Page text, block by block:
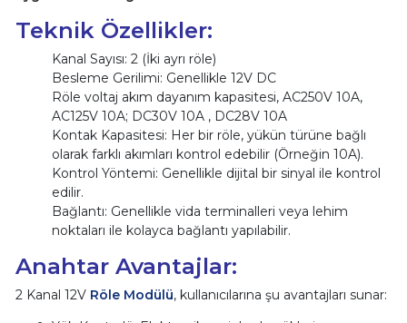
Teknik Özellikler:
Kanal Sayısı: 2 (İki ayrı röle)
Besleme Gerilimi: Genellikle 12V DC
Röle voltaj akım dayanım kapasitesi, AC250V 10A,
AC125V 10A; DC30V 10A , DC28V 10A
Kontak Kapasitesi: Her bir röle, yükün türüne bağlı
olarak farklı akımları kontrol edebilir (Örneğin 10A).
Kontrol Yöntemi: Genellikle dijital bir sinyal ile kontrol
edilir.
Bağlantı: Genellikle vida terminalleri veya lehim
noktaları ile kolayca bağlantı yapılabilir.
Anahtar Avantajlar:
2 Kanal 12V Röle Modülü, kullanıcılarına şu avantajları sunar: